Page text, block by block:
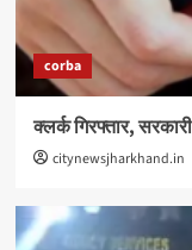
corba
क्लर्क गिरफ्तार,
citynewsjharkhand.in